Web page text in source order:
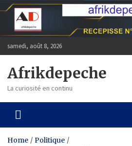
Skip
content
samedi, août 8, 2026
Afrikdepeche
La curiosité en continu
Home
Politique